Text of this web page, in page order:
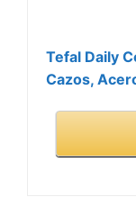
Tefal Daily
Cazos,